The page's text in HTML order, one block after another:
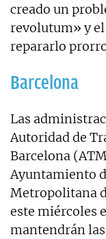
creado un
revolutum» y
repararlo
Barcelona
Las
Autoridad de
Barcelona
Ayuntamiento
Metropolitana
este miércoles
mantendrán